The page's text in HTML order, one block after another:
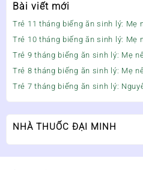
Bài viết mới
Trẻ 11 tháng biếng ăn sinh lý: Mẹ
Trẻ 10 tháng biếng ăn sinh lý: Mẹ
Trẻ 9 tháng biếng ăn sinh lý: Mẹ
Trẻ 8 tháng biếng ăn sinh lý: Mẹ
Trẻ 7 tháng biếng ăn sinh lý:
NHÀ THUỐC ĐẠI MINH